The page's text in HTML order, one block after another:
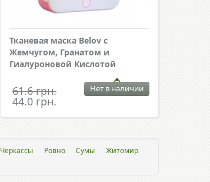
Тканевая маска Belov с
Жемчугом, Гранатом и
Гиалуроновой Кислотой
61.6 грн.
44.0 грн.
Нет в наличии
Черкассы Ровно Сумы
Житомир